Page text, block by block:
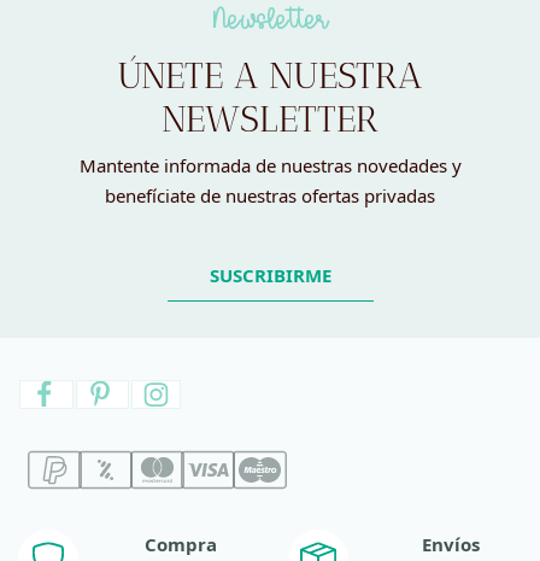
Newsletter
ÚNETE A NUESTRA
NEWSLETTER
Mantente informada de nuestras novedades y
benefíciate de nuestras ofertas privadas
SUSCRIBIRME
Compra
Envíos